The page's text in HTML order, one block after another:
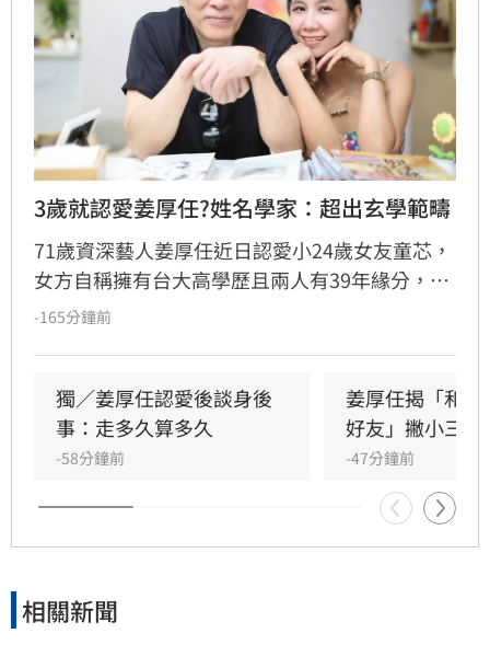
3歲就認愛姜厚任?姓名學家：超出玄學範疇
71歲資深藝人姜厚任近日認愛小24歲女友童芯，
女方自稱擁有台大高學歷且兩人有39年緣分，引
發熱議。隨後女方過往背景遭網友起底，包括多
恐有違反姓名條例疑慮，且其自稱三歲即認定對
方為老公的說法邏輯矛盾。吳睿穎直言，這段戀
情的人設背景過於離奇，已完全超出玄學範疇，
引發各界對女方真實動機的廣泛討論，這段戀情
也因此成為近期演藝圈備受矚目的焦點話題。
-165分鐘前
獨／姜厚任認愛後談身後
事：走多久算多久
-58分鐘前
姜厚任揭「和
好友」撇小三傳
-47分鐘前
相關新聞